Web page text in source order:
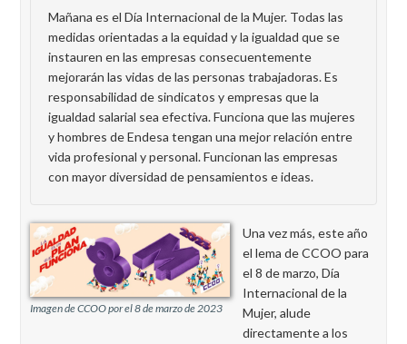
Mañana es el Día Internacional de la Mujer. Todas las
medidas orientadas a la equidad y la igualdad que se
instauren en las empresas consecuentemente
mejorarán las vidas de las personas trabajadoras. Es
responsabilidad de sindicatos y empresas que la
igualdad salarial sea efectiva. Funciona que las mujeres
y hombres de Endesa tengan una mejor relación entre
vida profesional y personal. Funcionan las empresas
con mayor diversidad de pensamientos e ideas.
Imagen de CCOO por el 8 de marzo de 2023
Una vez más, este año
el lema de CCOO para
el 8 de marzo, Día
Internacional de la
Mujer, alude
directamente a los